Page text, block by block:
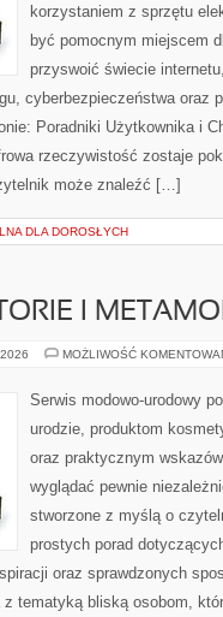
korzystaniem z sprzętu
być pomocnym miejscem
przyswoić świecie
cyberbezpieczeństwa oraz
Poradniki Użytkownika i
rzeczywistość zostaje
może znaleźć […]
DLA DOROSŁYCH
I
MOŻLIWOŚĆ
Serwis modowo-urodowy
urodzie, produktom
oraz praktycznym
wyglądać pewnie
stworzone z myślą o
prostych porad
oraz sprawdzonych
z tematyką bliską osobom,